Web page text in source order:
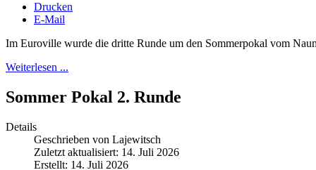
Drucken
E-Mail
Im Euroville wurde die dritte Runde um den Sommerpokal vom
Weiterlesen ...
Sommer Pokal 2. Runde
Details
Geschrieben von Lajewitsch
Zuletzt aktualisiert: 14. Juli 2026
Erstellt: 14. Juli 2026